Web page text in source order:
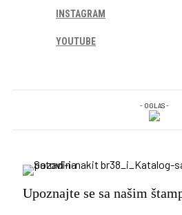
INSTAGRAM
YOUTUBE
- OGLAS -
Upoznajte se sa našim